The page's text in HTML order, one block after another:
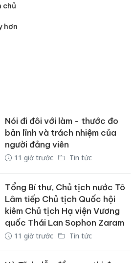
chủ
hơn
Nói đi đôi với làm - thước đo
bản lĩnh và trách nhiệm của
người đảng viên
11 giờ trước Tin tức
Tổng Bí thư, Chủ tịch nước Tô
Lâm tiếp Chủ tịch Quốc hội
kiêm Chủ tịch Hạ viện Vương
quốc Thái Lan Sophon Zaram
11 giờ trước Tin tức